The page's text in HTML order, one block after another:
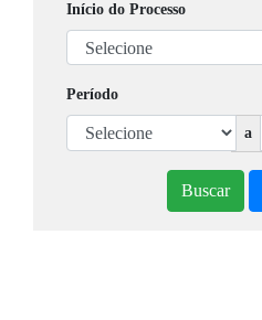
Início do Processo
Período
a
Buscar